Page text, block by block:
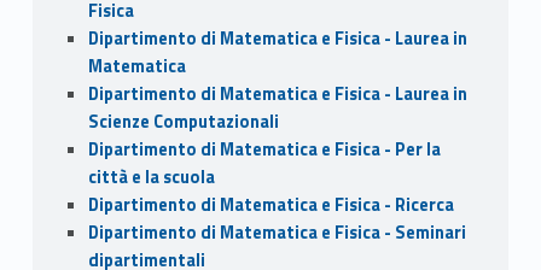
Fisica
Dipartimento di Matematica e Fisica - Laurea in
Matematica
Dipartimento di Matematica e Fisica - Laurea in
Scienze Computazionali
Dipartimento di Matematica e Fisica - Per la
città e la scuola
Dipartimento di Matematica e Fisica - Ricerca
Dipartimento di Matematica e Fisica - Seminari
dipartimentali